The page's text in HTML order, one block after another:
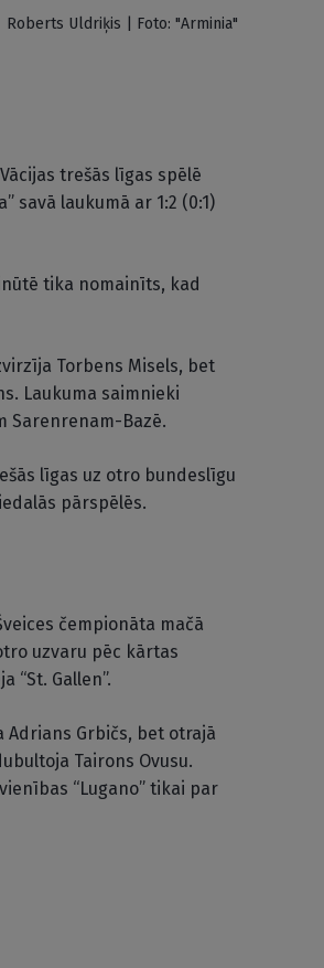
Roberts Uldriķis | Foto: "Arminia"
trešās līgas spēlē
savā laukumā ar 1:2 (0:1)
tika nomainīts, kad
Torbens Misels, bet
Laukuma saimnieki
Sarenrenam-Bazē.
līgas uz otro bundeslīgu
pārspēlēs.
čempionāta mačā
uzvaru pēc kārtas
“St. Gallen”.
Grbičs, bet otrajā
Tairons Ovusu.
“Lugano” tikai par